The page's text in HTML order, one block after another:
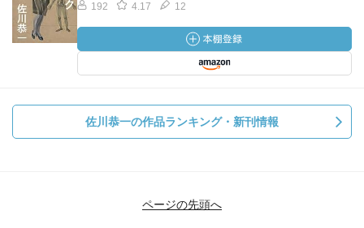
192 4.17 12
佐川恭一の作品ランキング・新刊情報
ページの先頭へ